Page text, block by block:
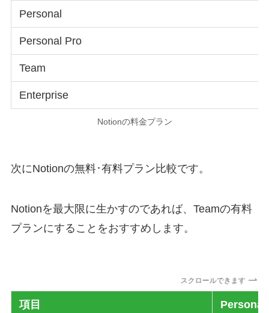
Personal
Personal Pro
Team
Enterprise
Notionの料金プラン
次にNotionの無料･有料プラン比較です。
Notionを最大限に生かすのであれば、Teamの有料
プランにすることをおすすめします。
スクロールできます
項目 Personal